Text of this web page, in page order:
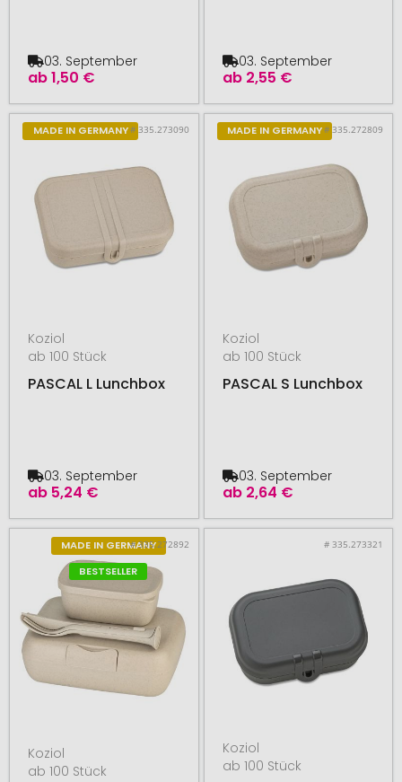
ab1,50 €
03. September
ab 2,55 €
03. September
MADE IN GERMANY# 335.273090
Koziol
ab 100 Stück
PASCAL L Lunchbox
ab 5,24 €
03. September
MADE IN GERMANY# 335.272809
Koziol
ab 100 Stück
PASCAL S Lunchbox
ab 2,64 €
03. September
MADE IN GERMANY
BESTSELLER
# 335.272892
Koziol
ab 100 Stück
# 335.273321
Koziol
ab 100 Stück